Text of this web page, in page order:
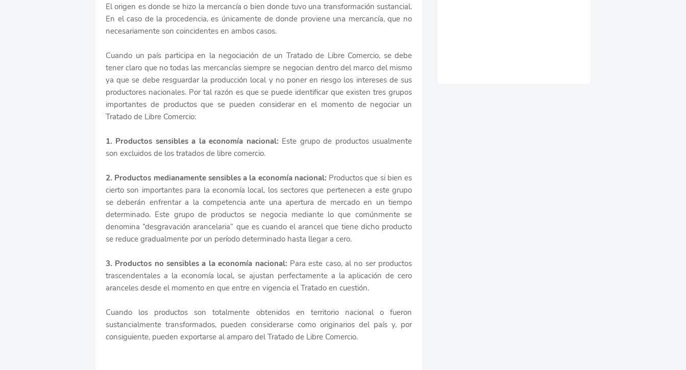
El origen es donde se hizo la mercancía o bien donde tuvo una transformación sustancial.
En el caso de la procedencia, es únicamente de donde proviene una mercancía, que no
necesariamente son coincidentes en ambos casos.
Cuando un país participa en la negociación de un Tratado de Libre Comercio, se debe
tener claro que no todas las mercancías siempre se negocian dentro del marco del mismo
ya que se debe resguardar la producción local y no poner en riesgo los intereses de sus
productores nacionales. Por tal razón es que se puede identificar que existen tres grupos
importantes de productos que se pueden considerar en el momento de negociar un
Tratado de Libre Comercio:
1. Productos sensibles a la economía nacional: Este grupo de productos usualmente
son excluidos de los tratados de libre comercio.
2. Productos medianamente sensibles a la economía nacional: Productos que si bien es
cierto son importantes para la economía local, los sectores que pertenecen a este grupo
se deberán enfrentar a la competencia ante una apertura de mercado en un tiempo
determinado. Este grupo de productos se negocia mediante lo que comúnmente se
denomina “desgravación arancelaria” que es cuando el arancel que tiene dicho producto
se reduce gradualmente por un período determinado hasta llegar a cero.
3. Productos no sensibles a la economía nacional: Para este caso, al no ser productos
trascendentales a la economía local, se ajustan perfectamente a la aplicación de cero
aranceles desde el momento en que entre en vigencia el Tratado en cuestión.
Cuando los productos son totalmente obtenidos en territorio nacional o fueron
sustancialmente transformados, pueden considerarse como originarios del país y, por
consiguiente, pueden exportarse al amparo del Tratado de Libre Comercio.